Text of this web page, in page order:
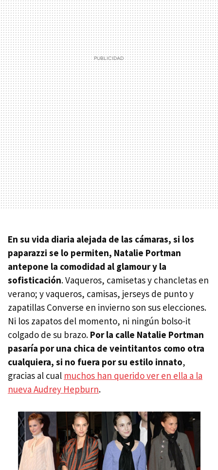
En su vida diaria alejada de las cámaras, si los
paparazzi se lo permiten, Natalie Portman
antepone la comodidad al glamour y la
sofisticación. Vaqueros, camisetas y chancletas en
verano; y vaqueros, camisas, jerseys de punto y
zapatillas Converse en invierno son sus elecciones.
Ni los zapatos del momento, ni ningún bolso-it
colgado de su brazo. Por la calle Natalie Portman
pasaría por una chica de veintitantos como otra
cualquiera, si no fuera por su estilo innato,
gracias al cual muchos han querido ver en ella a la
nueva Audrey Hepburn.